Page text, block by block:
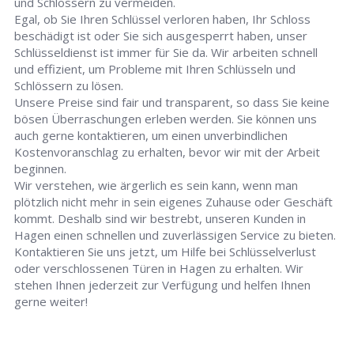
Egal, ob Sie Ihren Schlüssel verloren haben, Ihr Schloss
beschädigt ist oder Sie sich ausgesperrt haben, unser
Schlüsseldienst ist immer für Sie da. Wir arbeiten schnell
und effizient, um Probleme mit Ihren Schlüsseln und
Schlössern zu lösen.
Unsere Preise sind fair und transparent, so dass Sie keine
bösen Überraschungen erleben werden. Sie können uns
auch gerne kontaktieren, um einen unverbindlichen
Kostenvoranschlag zu erhalten, bevor wir mit der Arbeit
beginnen.
Wir verstehen, wie ärgerlich es sein kann, wenn man
plötzlich nicht mehr in sein eigenes Zuhause oder Geschäft
kommt. Deshalb sind wir bestrebt, unseren Kunden in
Hagen einen schnellen und zuverlässigen Service zu bieten.
Kontaktieren Sie uns jetzt, um Hilfe bei Schlüsselverlust
oder verschlossenen Türen in Hagen zu erhalten. Wir
stehen Ihnen jederzeit zur Verfügung und helfen Ihnen
gerne weiter!